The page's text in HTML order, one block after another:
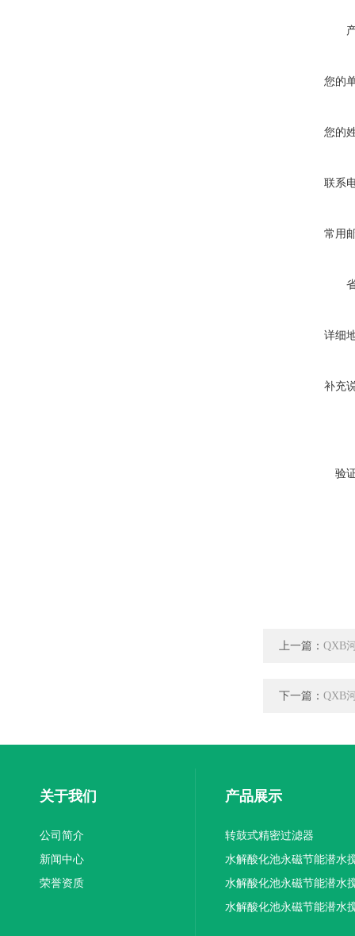
您的
您的
联系
常用
详细
补充
验
上一篇： QXB
下一篇： QXB
关于我们
公司简介
新闻中心
荣誉资质
产品展示
转鼓式精密过滤器
水解酸化池永磁节能潜水
机厂家供应
水解酸化池永磁节能潜水
机厂家直销
水解酸化池永磁节能潜水